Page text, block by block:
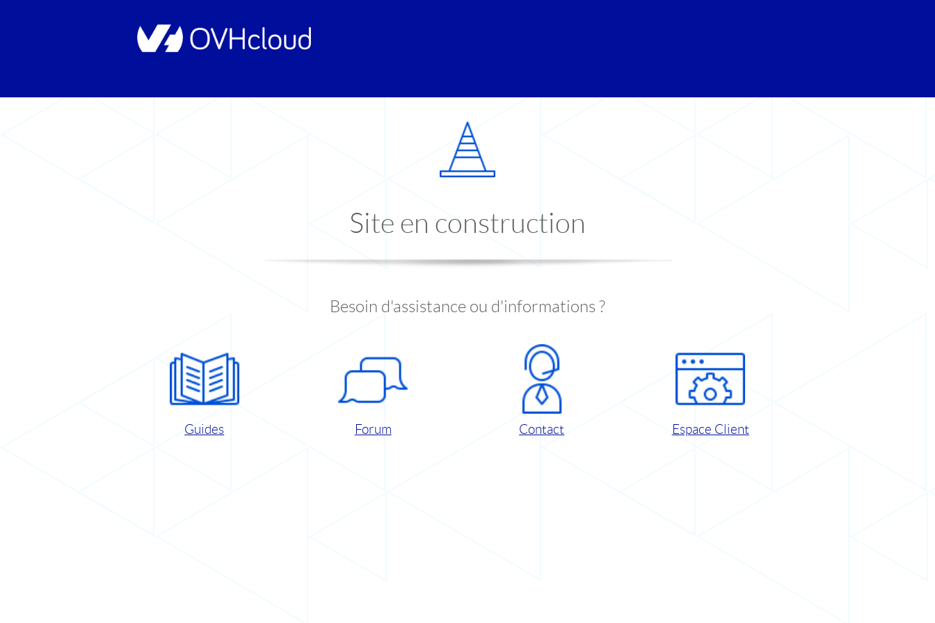
Site en construction
Besoin d'assistance ou d'informations ?
Guides Forum Contact Espace Client